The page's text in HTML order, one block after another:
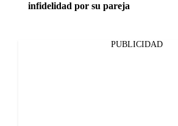
infidelidad por su pareja
PUBLICIDAD